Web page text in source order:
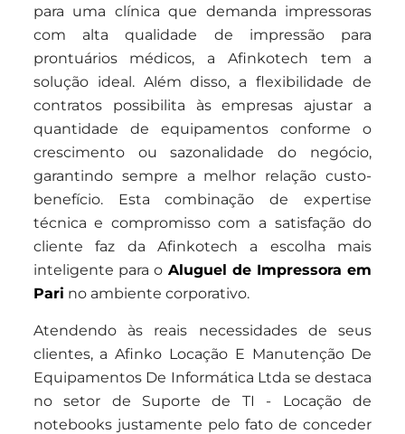
para uma clínica que demanda impressoras
com alta qualidade de impressão para
prontuários médicos, a Afinkotech tem a
solução ideal. Além disso, a flexibilidade de
contratos possibilita às empresas ajustar a
quantidade de equipamentos conforme o
crescimento ou sazonalidade do negócio,
garantindo sempre a melhor relação custo-
benefício. Esta combinação de expertise
técnica e compromisso com a satisfação do
cliente faz da Afinkotech a escolha mais
inteligente para o Aluguel de Impressora em
Pari no ambiente corporativo.
Atendendo às reais necessidades de seus
clientes, a Afinko Locação E Manutenção De
Equipamentos De Informática Ltda se destaca
no setor de Suporte de TI - Locação de
notebooks justamente pelo fato de conceder